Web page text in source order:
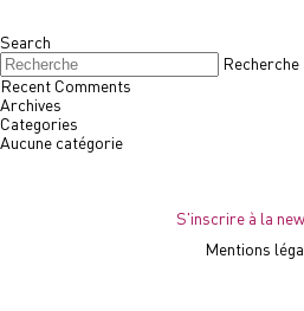
Search
Recherche
Recent Comments
Archives
Categories
Aucune catégorie
S'inscrire à la
Mentions